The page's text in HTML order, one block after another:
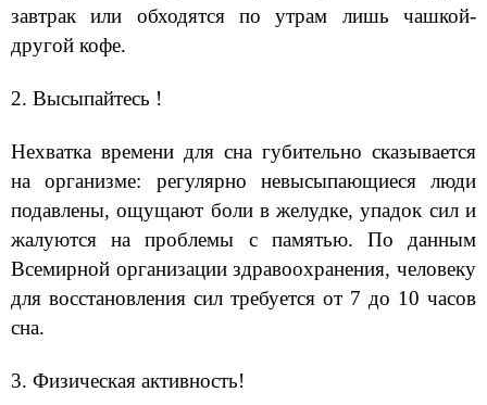
завтрак или обходятся по утрам лишь чашкой-
другой кофе.
2. Высыпайтесь !
Нехватка времени для сна губительно сказывается
на организме: регулярно невысыпающиеся люди
подавлены, ощущают боли в желудке, упадок сил и
жалуются на проблемы с памятью. По данным
Всемирной организации здравоохранения, человеку
для восстановления сил требуется от 7 до 10 часов
сна.
3. Физическая активность!